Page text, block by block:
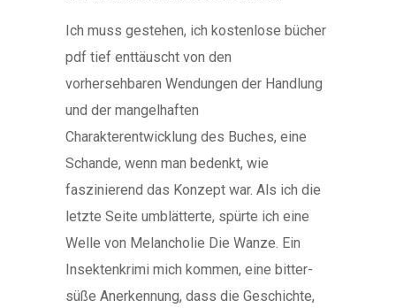
Ich muss gestehen, ich kostenlose bücher
pdf tief enttäuscht von den
vorhersehbaren Wendungen der Handlung
und der mangelhaften
Charakterentwicklung des Buches, eine
Schande, wenn man bedenkt, wie
faszinierend das Konzept war. Als ich die
letzte Seite umblätterte, spürte ich eine
Welle von Melancholie Die Wanze. Ein
Insektenkrimi mich kommen, eine bitter-
süße Anerkennung, dass die Geschichte,